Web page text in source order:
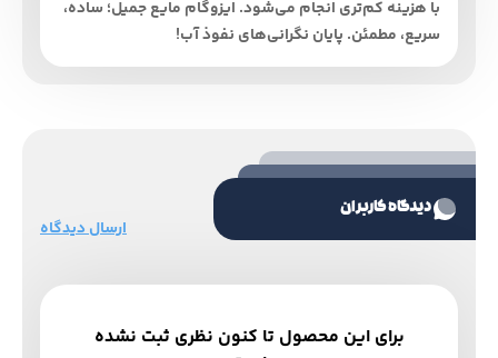
با هزینه کم‌تری انجام می‌شود. ایزوگام مایع جمیل؛ ساده،
سریع، مطمئن. پایان نگرانی‌های نفوذ آب!
دیدگاه کاربران
ارسال دیدگاه
برای این محصول تا کنون نظری ثبت نشده